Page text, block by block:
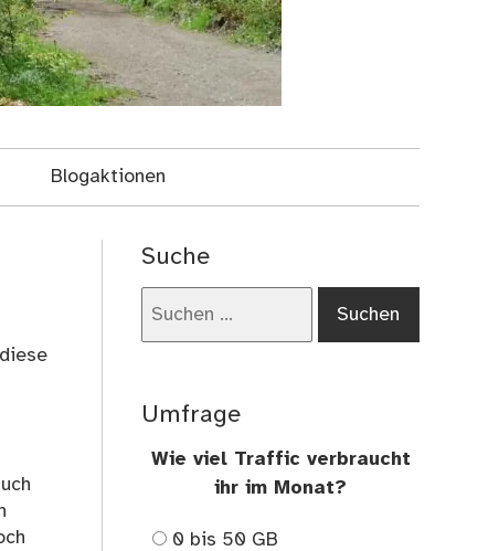
Blogaktionen
Suche
Umfrage
Wie viel Traffic verbraucht
ihr im Monat?
0 bis 50 GB